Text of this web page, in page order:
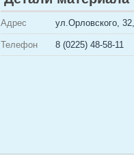
Адрес ул.Орловского, 32,
Телефон 8 (0225) 48-58-11